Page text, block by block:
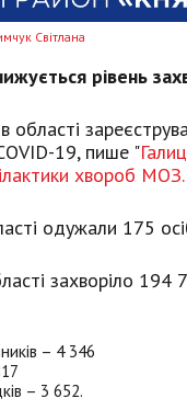
Світлана
рівень
19, пише "
хвороб МОЗ.
одужали 175
захворіло
– 4 346
– 3 652.